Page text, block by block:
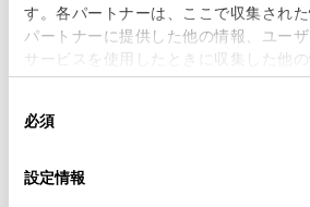
す。各パートナーは、ここで収集され
パートナーに提供した他の情報、ユー
サービスを使用したときに収集した他
使用することがあります。当ウェブサ
デバイスにすべてのCookie(クッキー)が
意したことになります。Cookie(クッ
必須
設定情報
パワステ
パワーウィンドウ
ABS